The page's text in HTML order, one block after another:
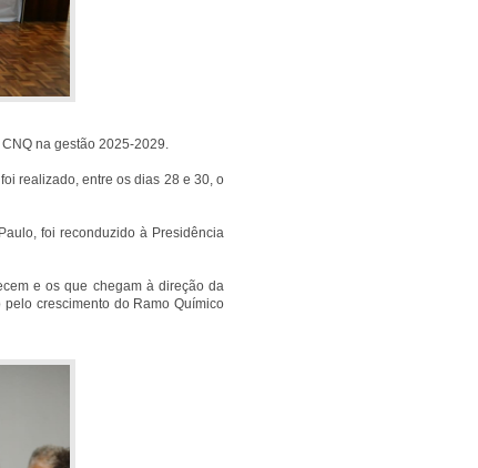
na gestão 2025-2029.
realizado, entre os dias 28 e 30, o
foi reconduzido à Presidência
e os que chegam à direção da
crescimento do Ramo Químico